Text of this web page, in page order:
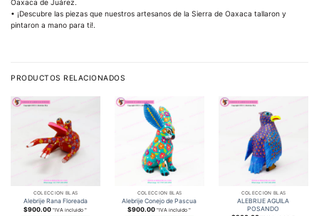
Oaxaca de Juárez.
• ¡Descubre las piezas que nuestros artesanos de la Sierra de Oaxaca tallaron y
pintaron a mano para ti!.
PRODUCTOS RELACIONADOS
COLECCIÓN BLAS
Alebrije Rana Floreada
$900.00 "IVA incluido "
COLECCIÓN BLAS
Alebrije Conejo de Pascua
$900.00 "IVA incluido "
COLECCIÓN BLAS
ALEBRIJE AGUILA
POSANDO